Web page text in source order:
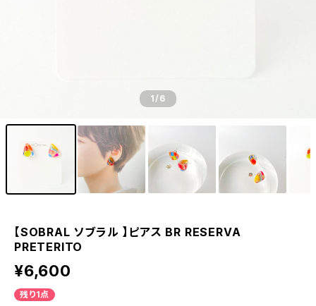
1/6
【SOBRAL ソブラル 】ピアス BR RESERVA
PRETERITO
¥6,600
残り1点